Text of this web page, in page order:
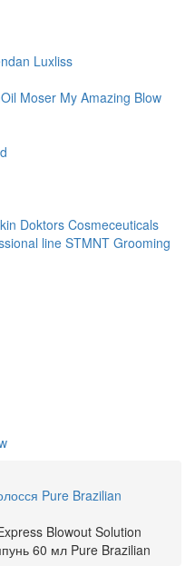
Luxliss
Moser My Amazing Blow
Doktors Cosmeceuticals
line STMNT Grooming
Pure Brazilian
Blowout Solution
60 мл Pure Brazilian